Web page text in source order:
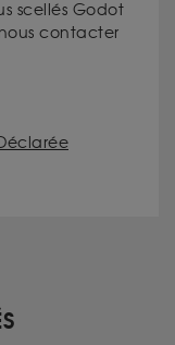
scellés Godot
contacter